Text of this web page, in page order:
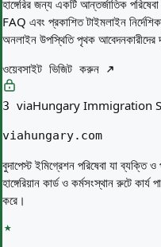
হাঙ্গেরির জন্য একটি আন্তর্জাতিক
FAQ এবং প্রকাশিত টাইমলাইন
অনলাইন উপস্থিতি পৃথক আবেদনকারীদের
ওয়েবসাইট ভিজিট করুন
3 viaHungary Immigration
viahungary.com
বুদাপেস্ট ইমিগ্রেশন পরিষেবা যা ব্যক্তি ও
হাঙ্গেরিয়ান কার্ড ও কর্মসংস্থান রুটে
করে।